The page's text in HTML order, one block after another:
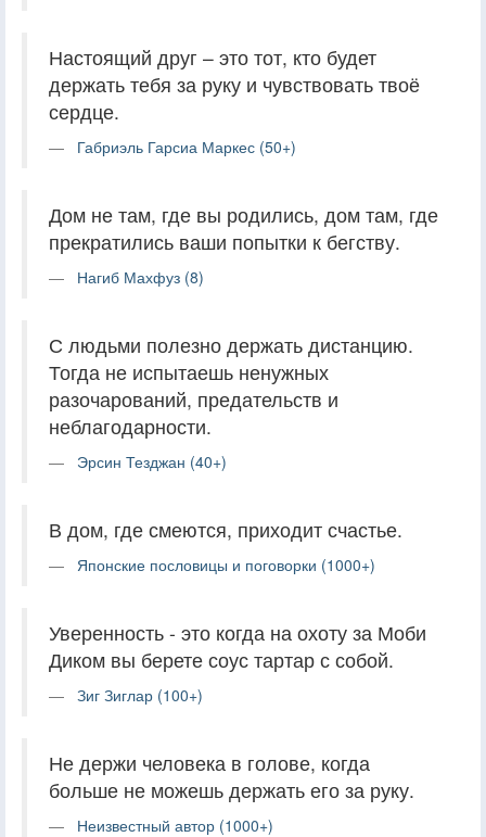
Настоящий друг – это тот, кто будет
держать тебя за руку и чувствовать твоё
сердце.
Габриэль Гарсиа Маркес (50+)
Дом не там, где вы родились, дом там, где
прекратились ваши попытки к бегству.
Нагиб Махфуз (8)
С людьми полезно держать дистанцию.
Тогда не испытаешь ненужных
разочарований, предательств и
неблагодарности.
Эрсин Тезджан (40+)
В дом, где смеются, приходит счастье.
Японские пословицы и поговорки (1000+)
Уверенность - это когда на охоту за Моби
Диком вы берете соус тартар с собой.
Зиг Зиглар (100+)
Не держи человека в голове, когда
больше не можешь держать его за руку.
Неизвестный автор (1000+)